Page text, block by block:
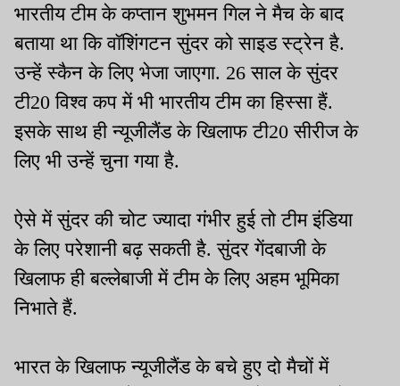
भारतीय टीम के कप्तान शुभमन गिल ने मैच के बाद
बताया था कि वॉशिंगटन सुंदर को साइड स्ट्रेन है.
उन्हें स्कैन के लिए भेजा जाएगा. 26 साल के सुंदर
टी20 विश्व कप में भी भारतीय टीम का हिस्सा हैं.
इसके साथ ही न्यूजीलैंड के खिलाफ टी20 सीरीज के
लिए भी उन्हें चुना गया है.
ऐसे में सुंदर की चोट ज्यादा गंभीर हुई तो टीम इंडिया
के लिए परेशानी बढ़ सकती है. सुंदर गेंदबाजी के
खिलाफ ही बल्लेबाजी में टीम के लिए अहम भूमिका
निभाते हैं.
भारत के खिलाफ न्यूजीलैंड के बचे हुए दो मैचों में